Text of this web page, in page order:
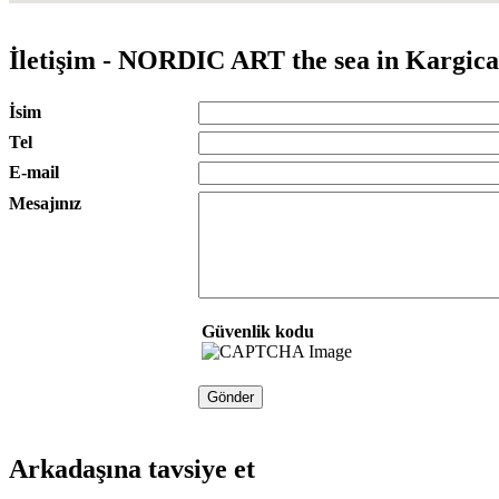
İletişim - NORDIC ART the sea in
İsim
Tel
E-mail
Mesajınız
Güvenlik kodu
Arkadaşına tavsiye et